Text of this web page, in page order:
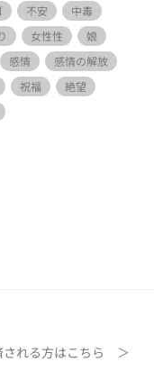
不安
中毒
女性性
娘
感情
感情の解放
祝福
絶望
れる方はこちら ＞